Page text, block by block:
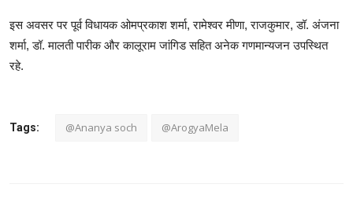
इस अवसर पर पूर्व विधायक ओमप्रकाश शर्मा, रामेश्वर मीणा, राजकुमार, डॉ. अंजना
शर्मा, डॉ. मालती पारीक और कालूराम जांगिड सहित अनेक गणमान्यजन उपस्थित
रहे.
Tags: @Ananya soch @ArogyaMela